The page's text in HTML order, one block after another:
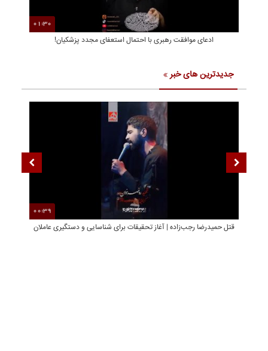
01:30
ادعای موافقت رهبری با احتمال استعفای مجدد پزشکیان!
جدیدترین های خبر
00:39
قتل حمیدرضا رجب‌زاده | آغاز تحقیقات برای شناسایی و دستگیری عاملان